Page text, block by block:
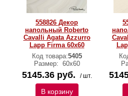
558826 Декор
напольный Roberto
Cavalli Agata Azzurro
Lapp Firma 60x60
Код товара:5405
Размер: 60х60
5145.36 руб. / шт.
В корзину